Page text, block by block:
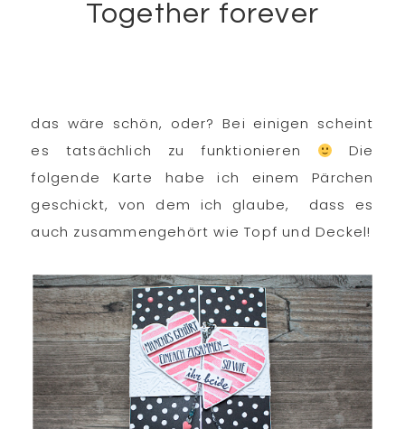
Together forever
das wäre schön, oder? Bei einigen scheint
es tatsächlich zu funktionieren
Die
folgende Karte habe ich einem Pärchen
geschickt, von dem ich glaube, dass es
auch zusammengehört wie Topf und Deckel!